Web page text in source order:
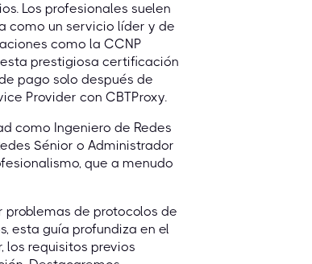
Los profesionales suelen
como un servicio líder y de
como la CCNP
prestigiosa certificación
pago solo después de
Provider con CBTProxy.
como Ingeniero de Redes
Sénior o Administrador
que a menudo
problemas de protocolos de
esta guía profundiza en el
los requisitos previos